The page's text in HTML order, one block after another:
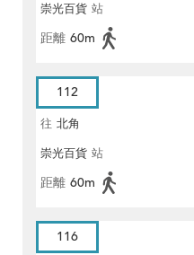
崇光百貨 站
距離 60m
112
往 北角
崇光百貨 站
距離 60m
116